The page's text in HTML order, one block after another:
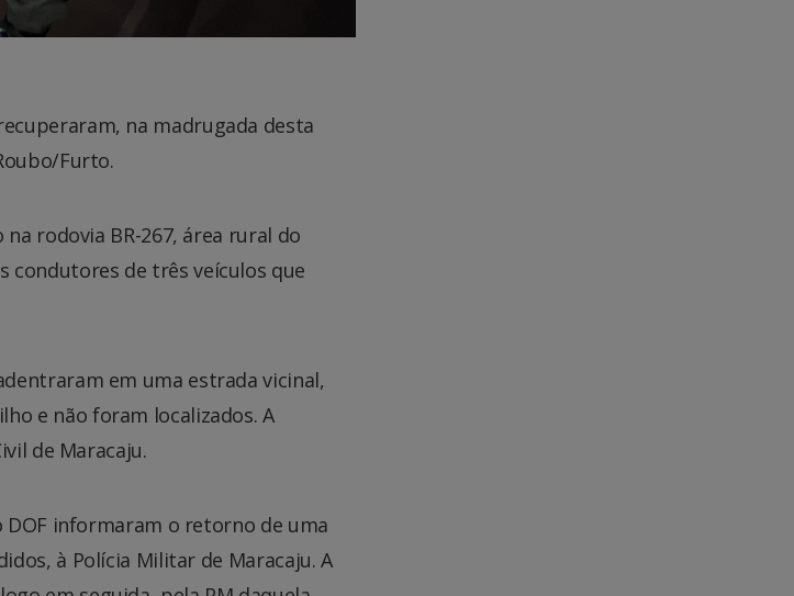
na madrugada desta
Furto.
rodovia BR-267, área rural do
condutores de três veículos que
em uma estrada vicinal,
e não foram localizados. A
de Maracaju.
DOF informaram o retorno de uma
à Polícia Militar de Maracaju. A